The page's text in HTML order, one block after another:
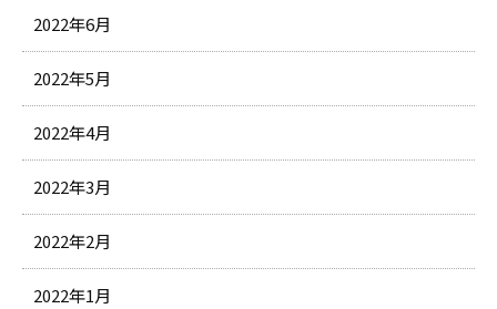
2022年6月
2022年5月
2022年4月
2022年3月
2022年2月
2022年1月